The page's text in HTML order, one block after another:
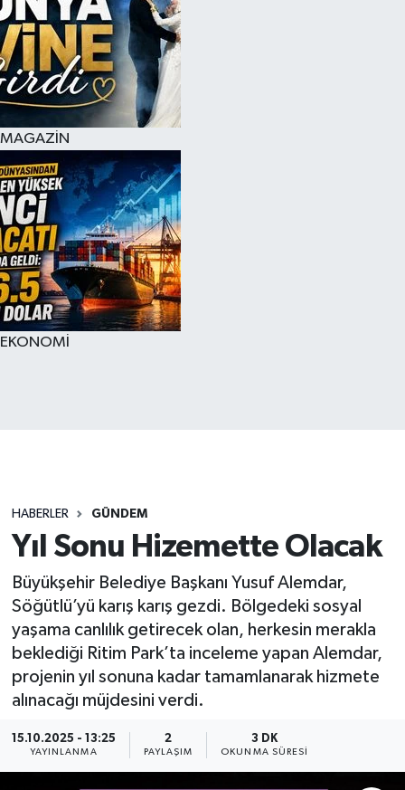
MAGAZİN
EKONOMİ
HABERLER GÜNDEM
Yıl Sonu Hizemette Olacak
Büyükşehir Belediye Başkanı Yusuf Alemdar,
Söğütlü’yü karış karış gezdi. Bölgedeki sosyal
yaşama canlılık getirecek olan, herkesin merakla
beklediği Ritim Park’ta inceleme yapan Alemdar,
projenin yıl sonuna kadar tamamlanarak hizmete
alınacağı müjdesini verdi.
15.10.2025 - 13:25
YAYINLANMA
2
PAYLAŞIM
3 DK
OKUNMA SÜRESI